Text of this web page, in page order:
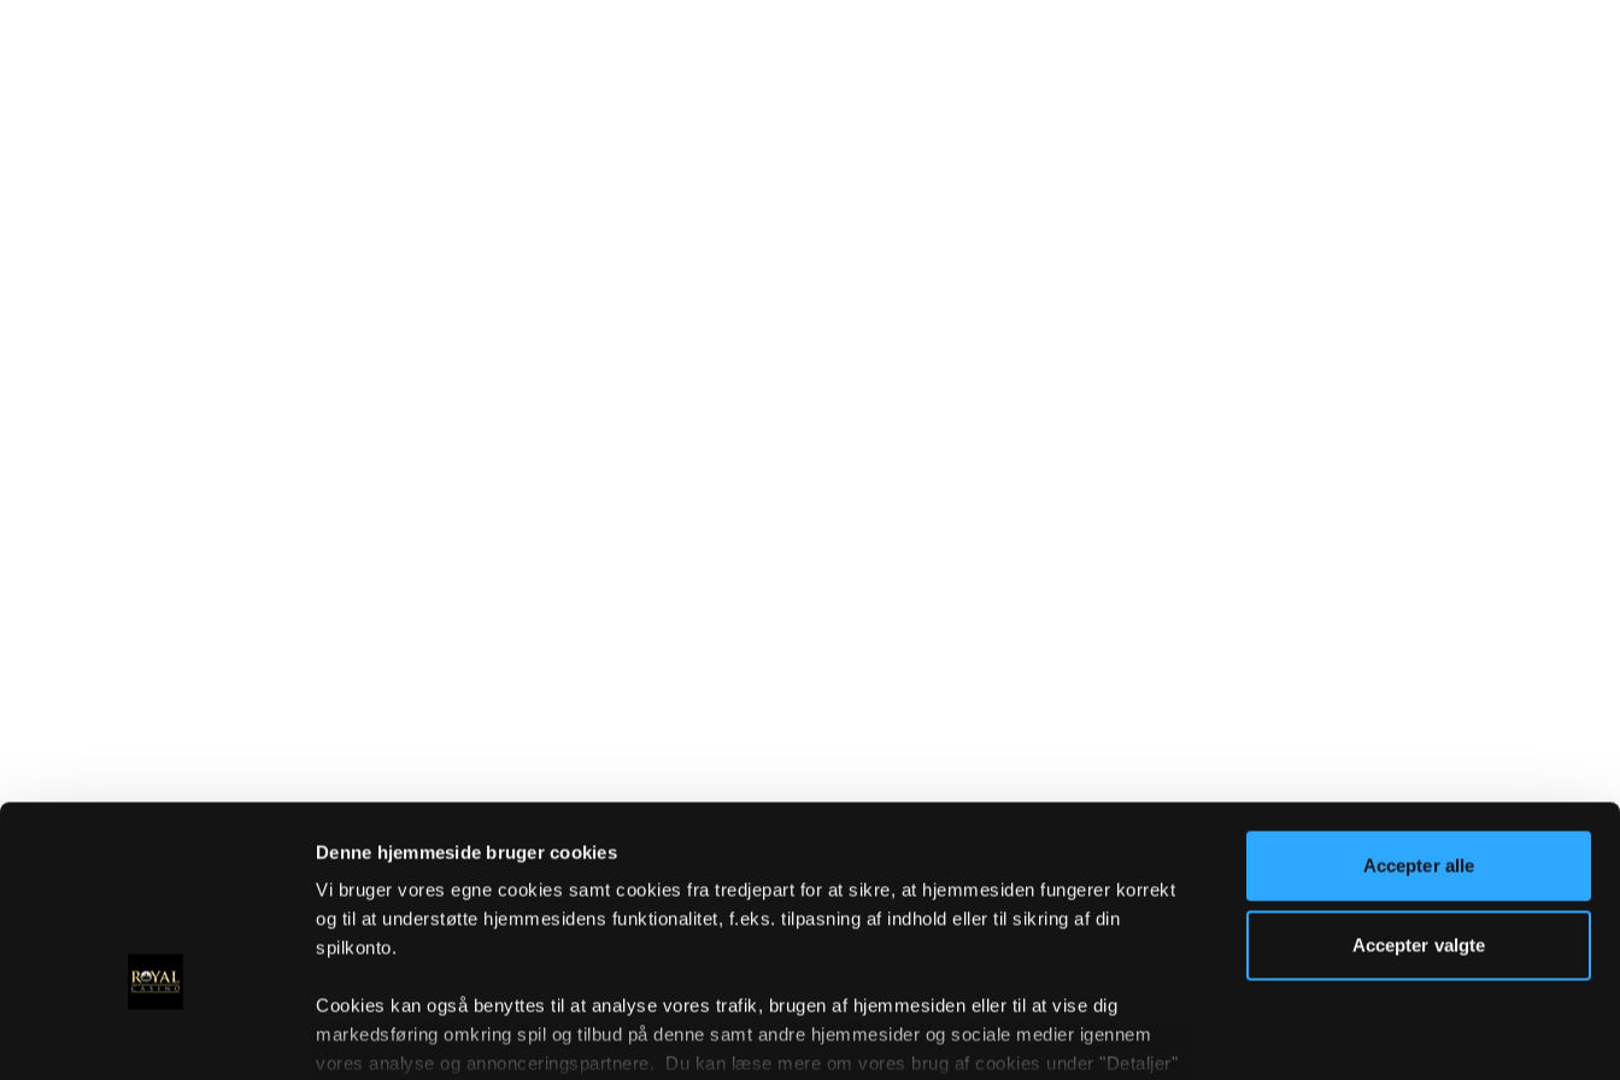
Denne hjemmeside bruger cookies
Vi bruger vores egne cookies samt cookies fra tredjepart for at sikre, at hjemmesiden fungerer korrekt
og til at understøtte hjemmesidens funktionalitet, f.eks. tilpasning af indhold eller til sikring af din
spilkonto.
Cookies kan også benyttes til at analyse vores trafik, brugen af hjemmesiden eller til at vise dig
markedsføring omkring spil og tilbud på denne samt andre hjemmesider og sociale medier igennem
vores analyse og annonceringspartnere. Du kan læse mere om vores brug af cookies under "Detaljer"
Accepter alle
Accepter valgte